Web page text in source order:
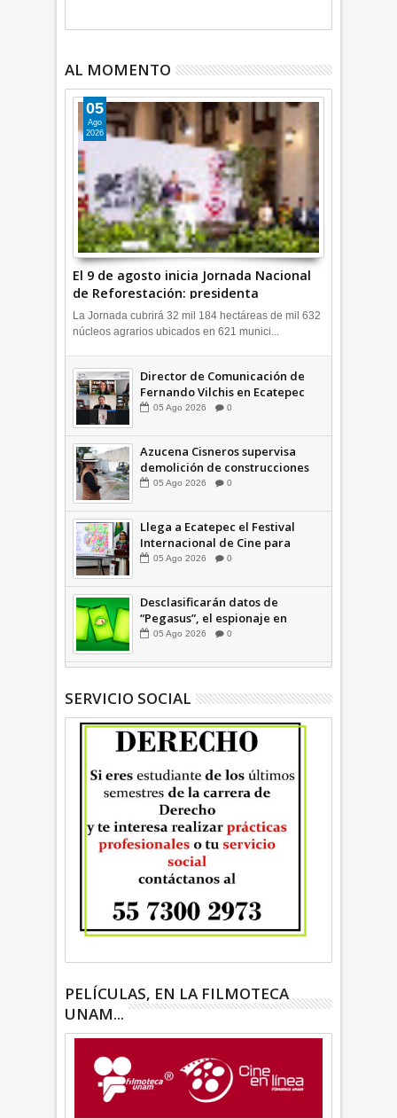
AL MOMENTO
El 9 de agosto inicia Jornada Nacional
de Reforestación: presidenta
Sheinbaum +Video INFORMATIVA
05
Ago
2026
La Jornada cubrirá 32 mil 184 hectáreas de mil 632
núcleos agrarios ubicados en 621 munici...
Director de Comunicación de
Fernando Vilchis en Ecatepec
financió publicaciones en redes
Cisneros: TEEM INFORMATIVA
05 Ago 2026 0
Azucena Cisneros supervisa
demolición de construcciones
ilegales en zona federal
05 Ago 2026 0
Llega a Ecatepec el Festival
Internacional de Cine para
Niños (… y no tan Niños) +Video
05 Ago 2026 0
Desclasificarán datos de
“Pegasus”, el espionaje en
México que afectó a cientos de
TIEMPO
05 Ago 2026 0
SERVICIO SOCIAL
PELÍCULAS, EN LA FILMOTECA
UNAM...